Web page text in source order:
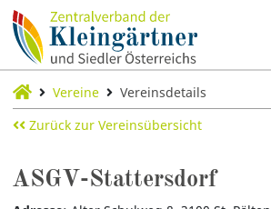
Vereine
Vereinsdetails
Zurück zur Vereinsübersicht
ASGV-Stattersdorf